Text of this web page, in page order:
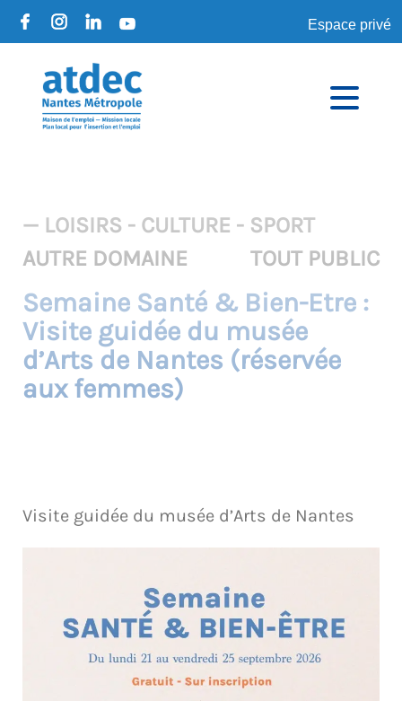
Espace privé
— LOISIRS - CULTURE - SPORT
AUTRE DOMAINE
TOUT PUBLIC
Semaine Santé & Bien-Etre :
Visite guidée du musée
d’Arts de Nantes (réservée
aux femmes)
Visite guidée du musée d’Arts de Nantes